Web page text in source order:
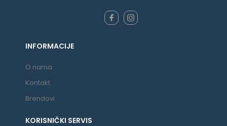
INFORMACIJE
O nama
Kontakt
Brendovi
KORISNIČKI SERVIS